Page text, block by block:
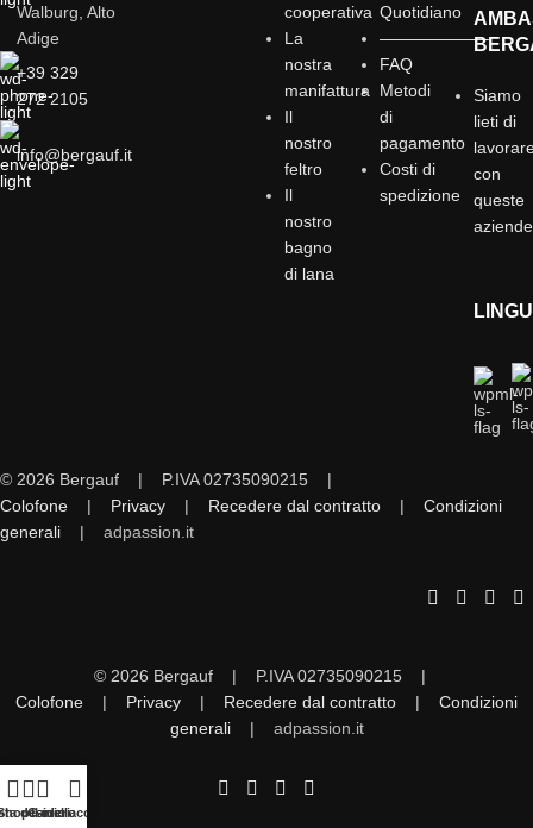
Walburg, Alto
Adige
+39 329
272 2105
info@bergauf.it
cooperativa
La
nostra
manifattura
Il
nostro
feltro
Il
nostro
bagno
di lana
Quotidiano
——————–
FAQ
Metodi
di
pagamento
Costi di
spedizione
Siamo
lieti di
con
queste
aziende
© 2026 Bergauf | P.IVA 02735090215 |
Colofone | Privacy | Recedere dal contratto | Condizioni
generali | adpassion.it
© 2026 Bergauf | P.IVA 02735090215 |
Colofone | Privacy | Recedere dal contratto | Condizioni
generali| adpassion.it
desideri
Carrello
Il mio account